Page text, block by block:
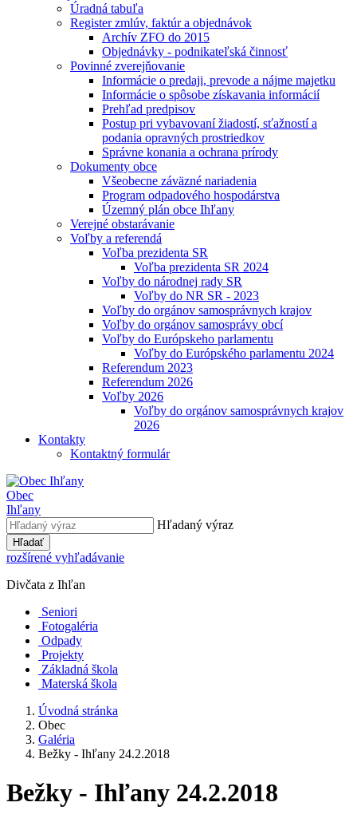
Úradná tabuľa
Register zmlúv, faktúr a objednávok
Archív ZFO do 2015
Objednávky - podnikateľská činnosť
Povinné zverejňovanie
Informácie o predaji, prevode a nájme majetku
Informácie o spôsobe získavania informácií
Prehľad predpisov
Postup pri vybavovaní žiadostí, sťažností a
podania opravných prostriedkov
Správne konania a ochrana prírody
Dokumenty obce
Všeobecne záväzné nariadenia
Program odpadového hospodárstva
Územný plán obce Ihľany
Verejné obstarávanie
Voľby a referendá
Voľba prezidenta SR
Voľba prezidenta SR 2024
Voľby do národnej rady SR
Voľby do NR SR - 2023
Voľby do orgánov samosprávnych krajov
Voľby do orgánov samosprávy obcí
Voľby do Európskeho parlamentu
Voľby do Európského parlamentu 2024
Referendum 2023
Referendum 2026
Voľby 2026
Voľby do orgánov samosprávnych krajov
2026
Kontakty
Kontaktný formulár
Obec
Ihľany
Hľadaný výraz
Hľadať
rozšírené vyhľadávanie
Divčata z Ihľan
Seniori
Fotogaléria
Odpady
Projekty
Základná škola
Materská škola
Úvodná stránka
Obec
Galéria
Bežky - Ihľany 24.2.2018
Bežky - Ihľany 24.2.2018